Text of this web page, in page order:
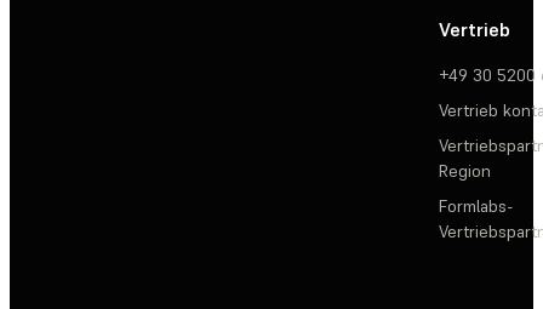
Vertrieb
+49 30 5200
Vertrieb
Region
Formlabs-